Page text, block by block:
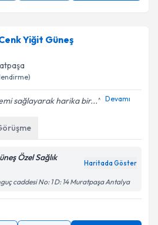
Yiğit Güneş
sağlayarak harika bir... Devamı
Özel Sağlık
Haritada Göster
caddesi No: 1 D: 14 Muratpaşa Antalya